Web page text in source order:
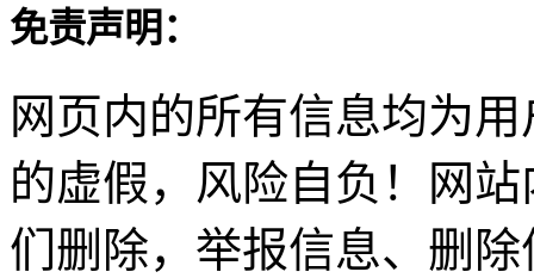
免责声明：
网页内的所有信息均为
的虚假，风险自负！网
们删除，举报信息、删